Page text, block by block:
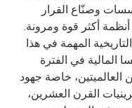
وصنّاع القرار
أكثر قوة ومرونة.
المهمة في هذا
المالية في الفترة
العالميتين، خاصة جهود
القرن العشرين،